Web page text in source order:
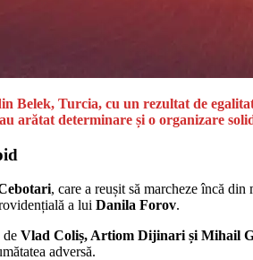
Belek, Turcia, cu un rezultat de
arătat determinare și o organizare
, care a reușit să marcheze încă din
a lui Danila Forov.
de Vlad Coliș, Artiom Dijinari și Mihail
adversă.